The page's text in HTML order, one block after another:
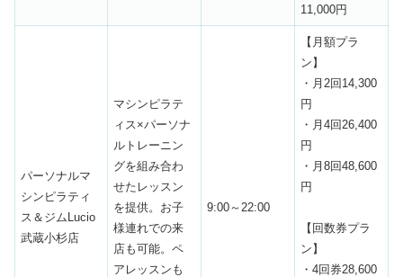
11,000円
パーソナルマ
シンピラティ
ス＆ジムLucio
武蔵小杉店
マシンピラテ
ィス×パーソナ
ルトレーニン
グを組み合わ
せたレッスン
を提供。お子
様連れでの来
店も可能。ペ
アレッスンも
9:00～22:00
【月額プラ
ン】
・月2回14,300
円
・月4回26,400
円
・月8回48,600
円
【回数券プラ
ン】
・4回券28,600